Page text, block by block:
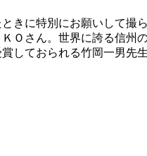
きに特別にお願いして撮
Ｏさん。世界に誇る信州
しておられる竹岡一男先